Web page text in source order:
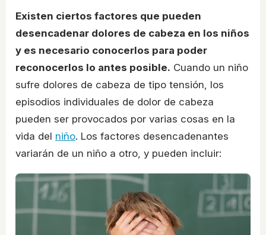
Existen ciertos factores que pueden
desencadenar dolores de cabeza en los niños
y es necesario conocerlos para poder
reconocerlos lo antes posible. Cuando un niño
sufre dolores de cabeza de tipo tensión, los
episodios individuales de dolor de cabeza
pueden ser provocados por varias cosas en la
vida del niño. Los factores desencadenantes
variarán de un niño a otro, y pueden incluir: